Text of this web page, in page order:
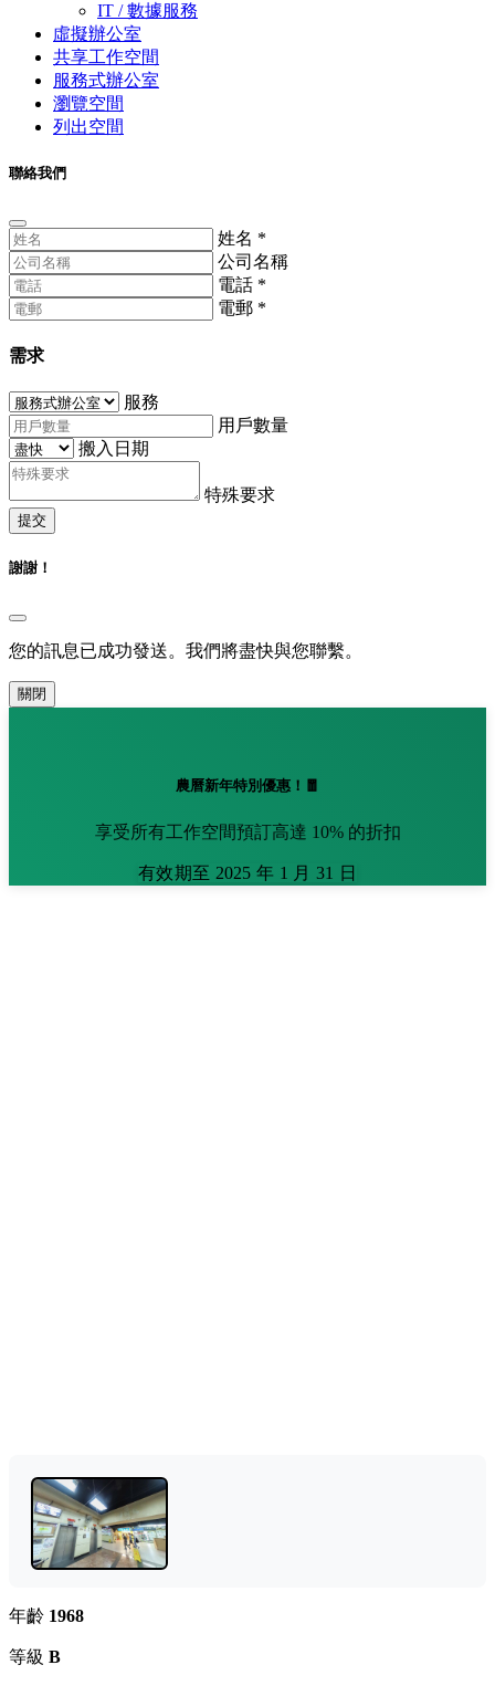
IT / 數據服務
虛擬辦公室
共享工作空間
服務式辦公室
瀏覽空間
列出空間
聯絡我們
姓名 *
公司名稱
電話 *
電郵 *
需求
服務
用戶數量
搬入日期
特殊要求
提交
謝謝！
您的訊息已成功發送。我們將盡快與您聯繫。
關閉
農曆新年特別優惠！🧧
享受所有工作空間預訂高達 10% 的折扣
有效期至 2025 年 1 月 31 日
年齡 1968
等級 B